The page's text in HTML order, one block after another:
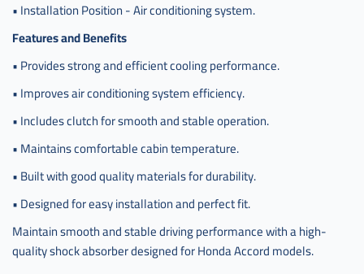
كمبرسر
هوندا
مع
كلتش
كمبرسر
هوندا
اكورد
مع
صيني
,
كمبرسور
• Installation Position - Air conditioning system.
Features and Benefits
• Provides strong and efficient cooling performance.
• Improves air conditioning system efficiency.
• Includes clutch for smooth and stable operation.
• Maintains comfortable cabin temperature.
• Built with good quality materials for durability.
• Designed for easy installation and perfect fit.
Maintain smooth and stable driving performance with a high-
quality shock absorber designed for Honda Accord models.